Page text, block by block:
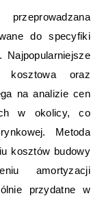
do specyfiki
kosztowa oraz
na analizie cen
w okolicy, co
Metoda
kosztów budowy
amortyzacji
przydatne w